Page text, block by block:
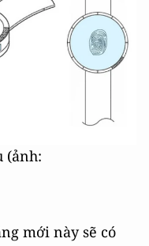
(ảnh:
mới này sẽ có